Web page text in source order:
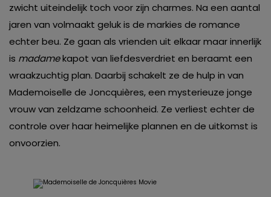
zwicht uiteindelijk toch voor zijn charmes. Na een aantal
jaren van volmaakt geluk is de markies de romance
echter beu. Ze gaan als vrienden uit elkaar maar innerlijk
is madamekapot van liefdesverdriet en beraamt een
wraakzuchtig plan. Daarbij schakelt ze de hulp in van
Mademoiselle de Joncquières, een mysterieuze jonge
vrouw van zeldzame schoonheid. Ze verliest echter de
controle over haar heimelijke plannen en de uitkomst is
onvoorzien.